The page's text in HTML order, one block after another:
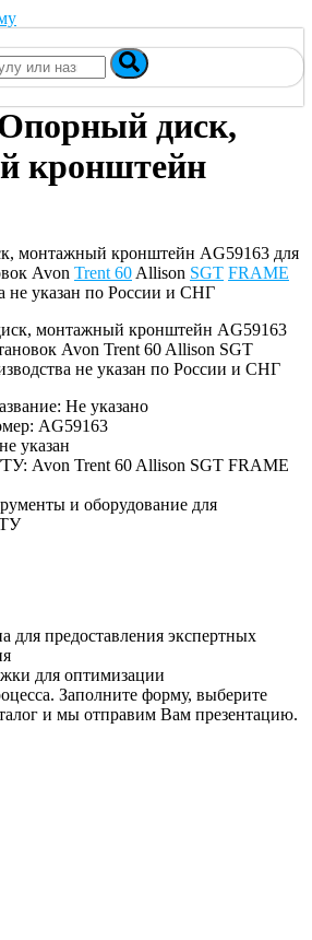
диск,
кронштейн
монтажный кронштейн AG59163 для
Avon Trent 60 Allison SGT FRAME
не указан по России и СНГ
Не указано
AG59163
указан
Avon Trent 60 Allison SGT FRAME
и оборудование для
для предоставления экспертных
для оптимизации
Заполните форму, выберите
и мы отправим Вам презентацию.